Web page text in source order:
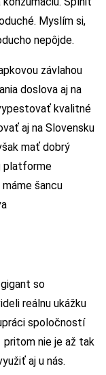
Myslím si,
nepôjde.
závlahou
doslova aj na
kvalitné
aj na Slovensku
mať dobrý
platforme
šancu
so
reálnu ukážku
spoločností
pritom nie je až tak
aj u nás.